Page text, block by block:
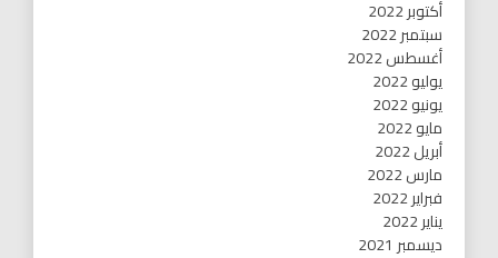
أكتوبر 2022
سبتمبر 2022
أغسطس 2022
يوليو 2022
يونيو 2022
مايو 2022
أبريل 2022
مارس 2022
فبراير 2022
يناير 2022
ديسمبر 2021